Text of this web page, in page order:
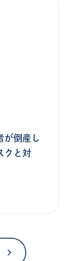
が倒産し
クと対